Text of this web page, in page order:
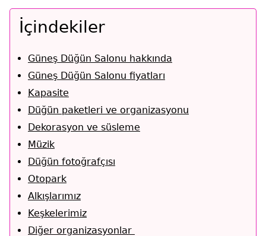
İçindekiler
Güneş Düğün Salonu hakkında
Güneş Düğün Salonu fiyatları
Kapasite
Düğün paketleri ve organizasyonu
Dekorasyon ve süsleme
Müzik
Düğün fotoğrafçısı
Otopark
Alkışlarımız
Keşkelerimiz
Diğer organizasyonlar